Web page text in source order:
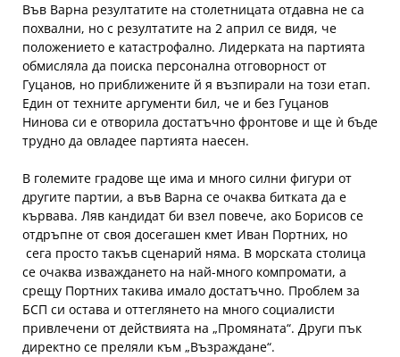
Във Варна резултатите на столетницата отдавна не са
похвални, но с резултатите на 2 април се видя, че
положението е катастрофално. Лидерката на партията
обмисляла да поиска персонална отговорност от
Гуцанов, но приближените й я възпирали на този етап.
Един от техните аргументи бил, че и без Гуцанов
Нинова си е отворила достатъчно фронтове и ще ѝ бъде
трудно да овладее партията наесен.
В големите градове ще има и много силни фигури от
другите партии, а във Варна се очаква битката да е
кървава. Ляв кандидат би взел повече, ако Борисов се
отдръпне от своя досегашен кмет Иван Портних, но
сега просто такъв сценарий няма. В морската столица
се очаква изваждането на най-много компромати, а
срещу Портних такива имало достатъчно. Проблем за
БСП си остава и оттеглянето на много социалисти
привлечени от действията на „Промяната“. Други пък
директно се преляли към „Възраждане“.